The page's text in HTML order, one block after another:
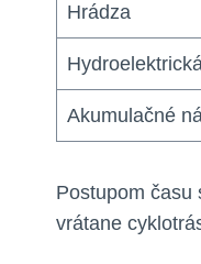
Hrádza
Akumulačné
Postupom času
vrátane